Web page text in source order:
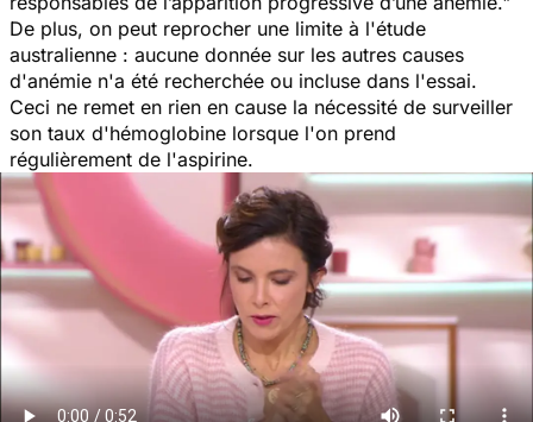
De plus, on peut reprocher une limite à l'étude
australienne : aucune donnée sur les autres causes
d'anémie n'a été recherchée ou incluse dans l'essai.
Ceci ne remet en rien en cause la nécessité de surveiller
son taux d'hémoglobine lorsque l'on prend
régulièrement de l'aspirine.